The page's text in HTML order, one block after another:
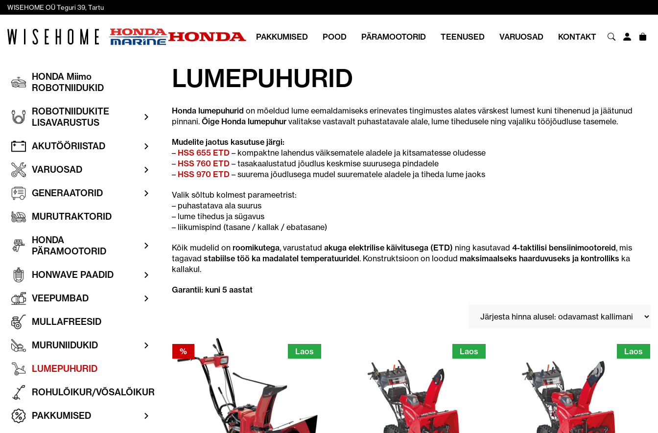
WISEHOME OÜ Teguri 39, Tartu
PAKKUMISED POOD PÄRAMOOTORID TEENUSED VARUOSAD KONTAKT
HONDA Miimo
ROBOTNIIDUKID
ROBOTNIIDUKITE
LISAVARUSTUS
AKUTÖÖRIISTAD
VARUOSAD
GENERAATORID
MURUTRAKTORID
HONDA
PÄRAMOOTORID
HONWAVE PAADID
VEEPUMBAD
MULLAFREESID
MURUNIIDUKID
LUMEPUHURID
ROHULÕIKUR/VÕSALÕIKUR
PAKKUMISED
LUMEPUHURID
Honda lumepuhurid on mõeldud lume eemaldamiseks erinevates tingimustes alates värskest lumest kuni tihenenud ja jäätunud
pinnani. Õige Honda lumepuhur valitakse vastavalt puhastatavale alale, lume tihedusele ning vajaliku tööjõudluse tasemele.
Mudelite jaotus kasutuse järgi:
– HSS 655 ETD – kompaktne lahendus väiksematele aladele ja kitsamatesse oludesse
– HSS 760 ETD – tasakaalustatud jõudlus keskmise suurusega pindadele
– HSS 970 ETD – suurema jõudlusega mudel suurematele aladele ja tiheda lume jaoks
Valik sõltub kolmest parameetrist:
– puhastatava ala suurus
– lume tihedus ja sügavus
– liikumispind (tasane / kallak / ebatasane)
Kõik mudelid on roomikutega, varustatud akuga elektrilise käivitusega (ETD) ning kasutavad 4-taktilisi bensiinimootoreid, mis
tagavad stabiilse töö ka madalatel temperatuuridel. Konstruktsioon on loodud maksimaalseks haarduvuseks ja kontrolliks ka
kallakul.
Garantii: kuni 5 aastat
% Laos Laos Laos